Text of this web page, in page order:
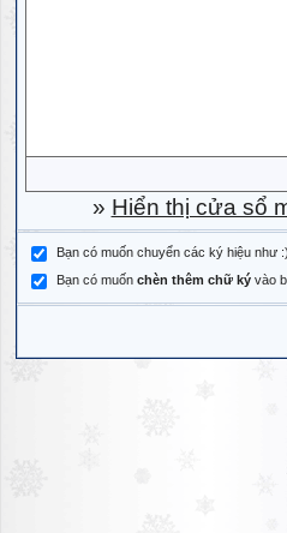
» Hiển thị cửa sổ
Bạn có muốn chuyển các ký hiệu như
Bạn có muốn chèn thêm chữ ký vào